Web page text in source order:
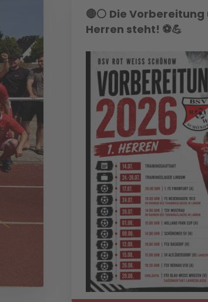
🔴⚪ Die Vorbereitung
Herren steht! ⚽💪